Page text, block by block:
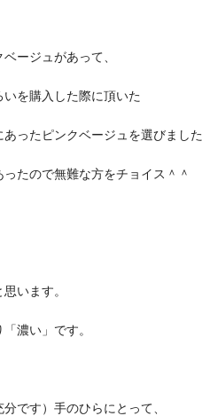
ージュがあって、
を購入した際に頂いた
ったピンクベージュを選びまし
たので無難な方をチョイス＾＾
います。
濃い」です。
です）手のひらにとって、